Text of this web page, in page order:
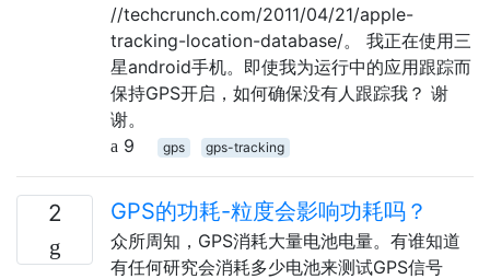
//techcrunch.com/2011/04/21/apple-
tracking-location-database/。 我正在使用三
星android手机。即使我为运行中的应用跟踪而
保持GPS开启，如何确保没有人跟踪我？ 谢
谢。
9
gps gps-tracking
2 GPS的功耗-粒度会影响功耗吗？
众所周知，GPS消耗大量电池电量。有谁知道
有任何研究会消耗多少电池来测试GPS信号